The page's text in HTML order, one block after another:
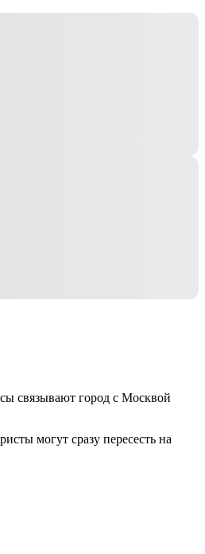
связывают город с Москвой
могут сразу пересесть на